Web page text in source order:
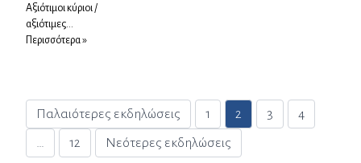
Αξιότιμοι κύριοι /
αξιότιμες...
Περισσότερα »
Σελιδοποίηση άρθρων
Παλαιότερες εκδηλώσεις 1 2 3
4
…
12 Νεότερες εκδηλώσεις